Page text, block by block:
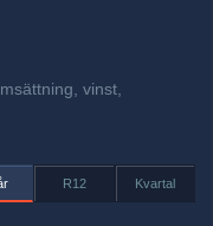
vinst,
R12 Kvartal